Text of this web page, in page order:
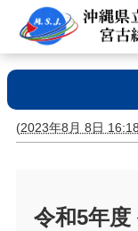
(2023年8月 8日 16:18
令和5年度